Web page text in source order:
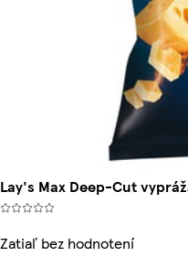
Lay's Max Deep-Cut
Zatiaľ bez hodnotení